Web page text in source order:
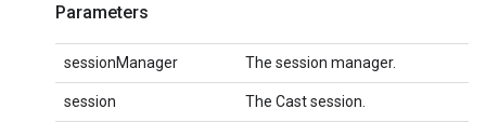
Parameters
sessionManager The session manager.
session The Cast session.